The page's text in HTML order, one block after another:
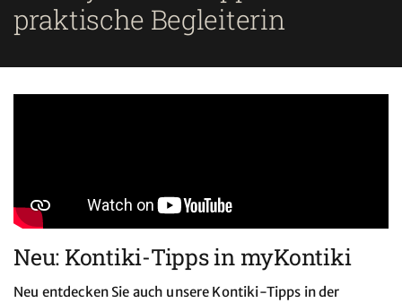
praktische Begleiterin
Neu: Kontiki-Tipps in myKontiki
Neu entdecken Sie auch unsere Kontiki-Tipps in der